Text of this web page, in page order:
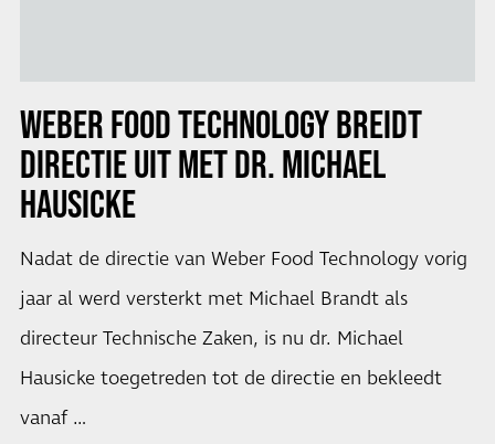
WEBER FOOD TECHNOLOGY BREIDT
DIRECTIE UIT MET DR. MICHAEL
HAUSICKE
Nadat de directie van Weber Food Technology vorig
jaar al werd versterkt met Michael Brandt als
directeur Technische Zaken, is nu dr. Michael
Hausicke toegetreden tot de directie en bekleedt
vanaf …